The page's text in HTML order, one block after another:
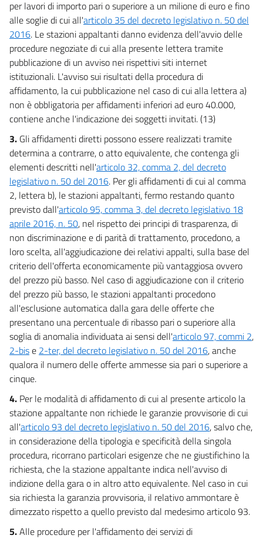
Semplificazioni in materia ambientale
50
50 bis
51
52
52 bis
53
54
55
55 bis
Capo III
Semplificazioni in materia di green economy
56
57
58
59
60
60 bis
61
62
62 bis
63
63 bis
64
64 bis
64 ter
65
Allegati
Allegato A
per lavori di importo pari o superiore a un milione di euro e fino
alle soglie di cui all'articolo 35 del decreto legislativo n. 50 del
2016. Le stazioni appaltanti danno evidenza dell'avvio delle
procedure negoziate di cui alla presente lettera tramite
pubblicazione di un avviso nei rispettivi siti internet
istituzionali. L'avviso sui risultati della procedura di
affidamento, la cui pubblicazione nel caso di cui alla lettera a)
non è obbligatoria per affidamenti inferiori ad euro 40.000,
contiene anche l'indicazione dei soggetti invitati. (13)
3. Gli affidamenti diretti possono essere realizzati tramite
determina a contrarre, o atto equivalente, che contenga gli
elementi descritti nell'articolo 32, comma 2, del decreto
legislativo n. 50 del 2016. Per gli affidamenti di cui al comma
2, lettera b), le stazioni appaltanti, fermo restando quanto
previsto dall'articolo 95, comma 3, del decreto legislativo 18
aprile 2016, n. 50, nel rispetto dei principi di trasparenza, di
non discriminazione e di parità di trattamento, procedono, a
loro scelta, all'aggiudicazione dei relativi appalti, sulla base del
criterio dell'offerta economicamente più vantaggiosa ovvero
del prezzo più basso. Nel caso di aggiudicazione con il criterio
del prezzo più basso, le stazioni appaltanti procedono
all'esclusione automatica dalla gara delle offerte che
presentano una percentuale di ribasso pari o superiore alla
soglia di anomalia individuata ai sensi dell'articolo 97, commi 2,
2-bise 2-ter, del decreto legislativo n. 50 del 2016, anche
qualora il numero delle offerte ammesse sia pari o superiore a
cinque.
4. Per le modalità di affidamento di cui al presente articolo la
stazione appaltante non richiede le garanzie provvisorie di cui
all'articolo 93 del decreto legislativo n. 50 del 2016, salvo che,
in considerazione della tipologia e specificità della singola
procedura, ricorrano particolari esigenze che ne giustifichino la
richiesta, che la stazione appaltante indica nell'avviso di
indizione della gara o in altro atto equivalente. Nel caso in cui
sia richiesta la garanzia provvisoria, il relativo ammontare è
dimezzato rispetto a quello previsto dal medesimo articolo 93.
5.Alle procedure per l'affidamento dei servizi di